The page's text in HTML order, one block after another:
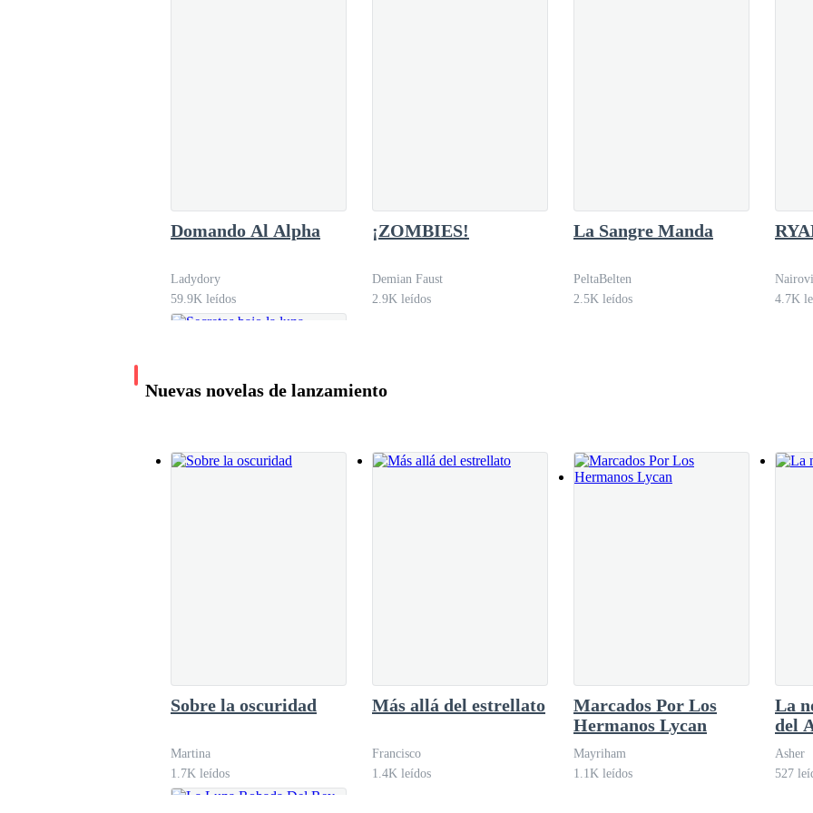
Domando Al Alpha
Ladydory
59.9K leídos
¡ZOMBIES!
Demian Faust
2.9K leídos
La Sangre Manda
PeltaBelten
2.5K leídos
4.7K
Nuevas novelas de lanzamiento
Sobre la oscuridad
Martina
1.7K leídos
Más allá del estrellato
Francisco
1.4K leídos
Marcados Por Los
Hermanos Lycan
Mayriham
1.1K leídos
La
del
Asher
527